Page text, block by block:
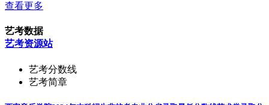
查看更多
艺考数据
艺考资源站
艺考分数线
艺考简章